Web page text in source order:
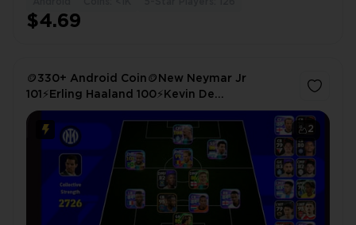
$4.69
2
🪙330+ Android Coin🪙New Neymar Jr
101⚡Erling Haaland 100⚡Kevin De
Bruyne⚡Harry Kane⚡Kylian Mbappé⚡Linked
With Only Konami id Buyer Mail Added